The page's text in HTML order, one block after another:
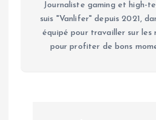
Journaliste gaming et high-
suis "Vanlifer" depuis 2021,
équipé pour travailler sur les
pour profiter de bons